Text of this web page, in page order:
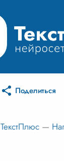
Поделиться
ТекстПлюс —